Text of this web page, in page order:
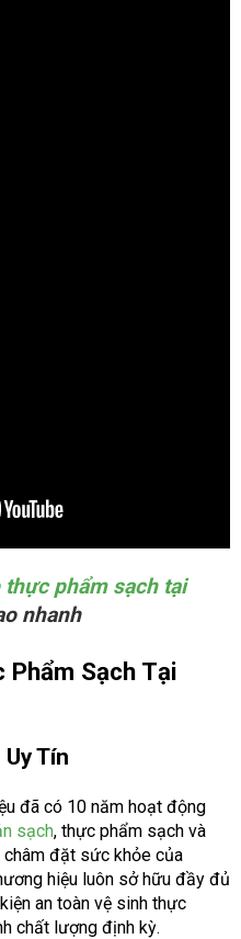
thực phẩm sạch tại
nhanh
Sạch Tại
Tín
đã có 10 năm hoạt động
sạch, thực phẩm sạch và
đặt sức khỏe của
hiệu luôn sở hữu đầy đủ
an toàn vệ sinh thực
chất lượng định kỳ.